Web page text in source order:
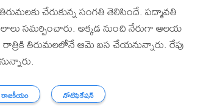
చేరుకున్న సంగతి తెలిసిందే. పద్మావతి
సమర్పించారు. అక్కడ నుంచి నేరుగా ఆలయ
తిరుమలలోనే ఆమె బస చేయనున్నారు. రేపు
రాజకీయం నోటిఫికేషన్